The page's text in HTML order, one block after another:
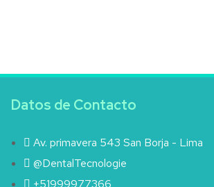
Datos de Contacto
Av. primavera 543 San Borja - Lima
@DentalTecnologie
+51999977366